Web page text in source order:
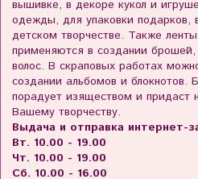
вышивке, в декоре кукол и
одежды, для упаковки подарков,
детском творчестве. Также
применяются в создании
волос. В скраповых работах
создании альбомов и блокнотов.
порадует изяществом и придаст
Вашему творчеству.
Выдача и отправка интернет-
Вт. 10.00 - 19.00
Чт. 10.00 - 19.00
Сб. 10.00 - 16.00